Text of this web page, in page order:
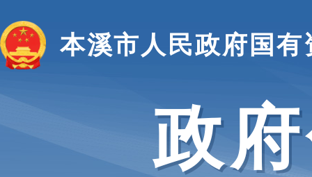
本溪市人民政府国
政